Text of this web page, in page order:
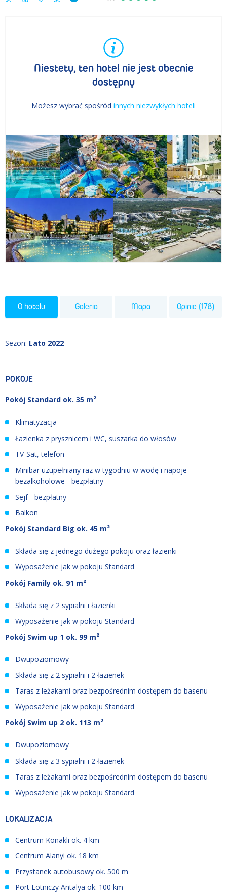
Niestety, ten hotel nie jest obecnie
dostępny
Możesz wybrać spośród innych niezwykłych hoteli
O hotelu Galeria Mapa Opinie (178)
Sezon: Lato 2022
POKOJE
Pokój Standard ok. 35 m²
Klimatyzacja
Łazienka z prysznicem i WC, suszarka do włosów
TV-Sat, telefon
Minibar uzupełniany raz w tygodniu w wodę i napoje
bezalkoholowe - bezpłatny
Sejf - bezpłatny
Balkon
Pokój Standard Big ok. 45 m²
Składa się z jednego dużego pokoju oraz łazienki
Wyposażenie jak w pokoju Standard
Pokój Family ok. 91 m²
Składa się z 2 sypialni i łazienki
Wyposażenie jak w pokoju Standard
Pokój Swim up 1 ok. 99 m²
Dwupoziomowy
Składa się z 2 sypialni i 2 łazienek
Taras z leżakami oraz bezpośrednim dostępem do basenu
Wyposażenie jak w pokoju Standard
Pokój Swim up 2 ok. 113 m²
Dwupoziomowy
Składa się z 3 sypialni i 2 łazienek
Taras z leżakami oraz bezpośrednim dostępem do basenu
Wyposażenie jak w pokoju Standard
LOKALIZACJA
Centrum Konakli ok. 4 km
Centrum Alanyi ok. 18 km
Przystanek autobusowy ok. 500 m
Port Lotniczy Antalya ok. 100 km